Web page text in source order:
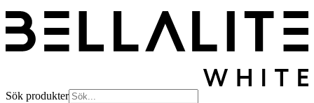
Sök produkter